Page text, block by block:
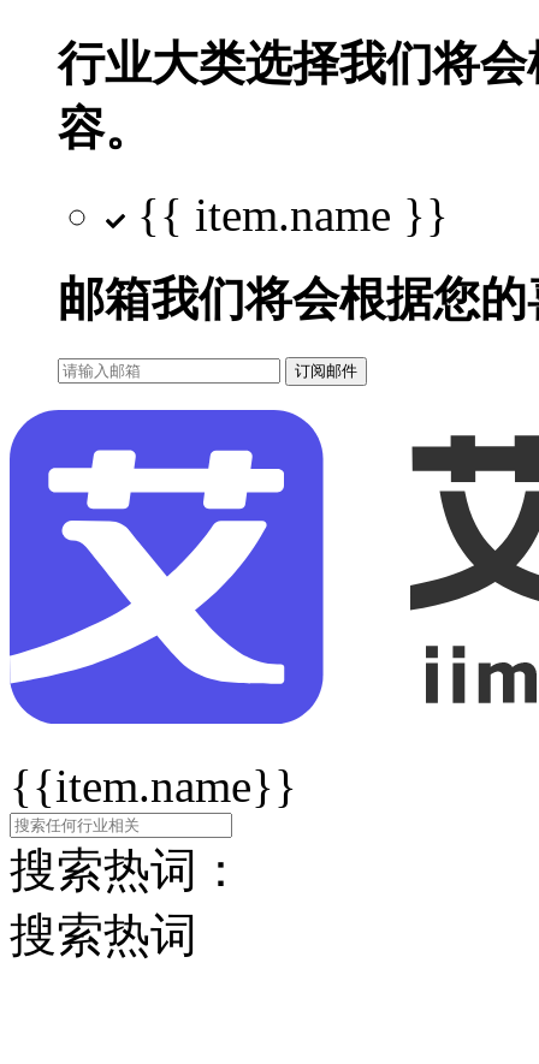
行业大类选择我们将
容。
{{ item.name }}
邮箱我们将会根据您
订阅邮件
{{item.name}}
搜索热词：
搜索热词